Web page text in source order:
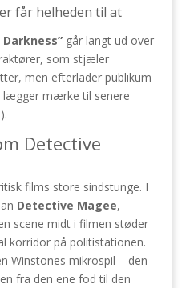
får helheden til at
går langt ud over
som stjæler
men efterlader publikum
mærke til senere
Detective
films store sindstunge. I
Detective Magee,
scene midt i filmen støder
korridor på politistationen.
Winstones mikrospil – den
fra den ene fod til den